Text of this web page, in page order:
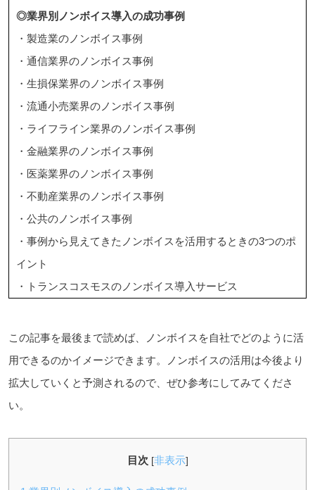
◎業界別ノンボイス導入の成功事例
・製造業のノンボイス事例
・通信業界のノンボイス事例
・生損保業界のノンボイス事例
・流通小売業界のノンボイス事例
・ライフライン業界のノンボイス事例
・金融業界のノンボイス事例
・医薬業界のノンボイス事例
・不動産業界のノンボイス事例
・公共のノンボイス事例
・事例から見えてきたノンボイスを活用するときの3つのポ
イント
・トランスコスモスのノンボイス導入サービス
この記事を最後まで読めば、ノンボイスを自社でどのように活
用できるのかイメージできます。ノンボイスの活用は今後より
拡大していくと予測されるので、ぜひ参考にしてみてくださ
い。
目次 [非表示]